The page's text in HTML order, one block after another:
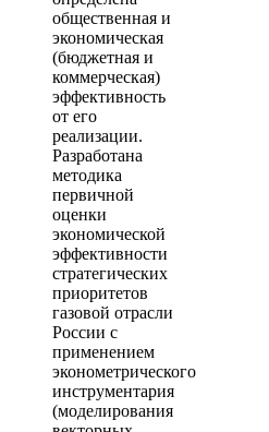
общественная и
экономическая
(бюджетная и
коммерческая)
эффективность
от его
реализации.
Разработана
методика
первичной
оценки
экономической
эффективности
стратегических
приоритетов
газовой отрасли
России с
применением
эконометрического
инструментария
(моделирования